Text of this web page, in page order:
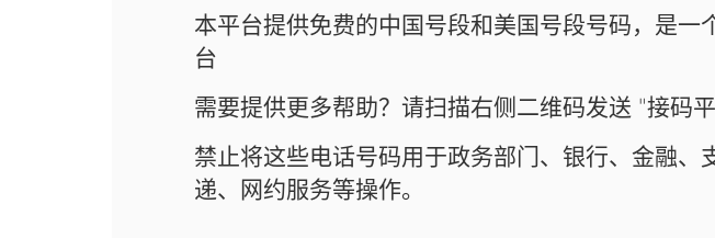
本平台提供免费的中国号段和美国号段号码，是一
台
需要提供更多帮助？请扫描右侧二维码发送 "接码
禁止将这些电话号码用于政务部门、银行、金融、
递、网约服务等操作。